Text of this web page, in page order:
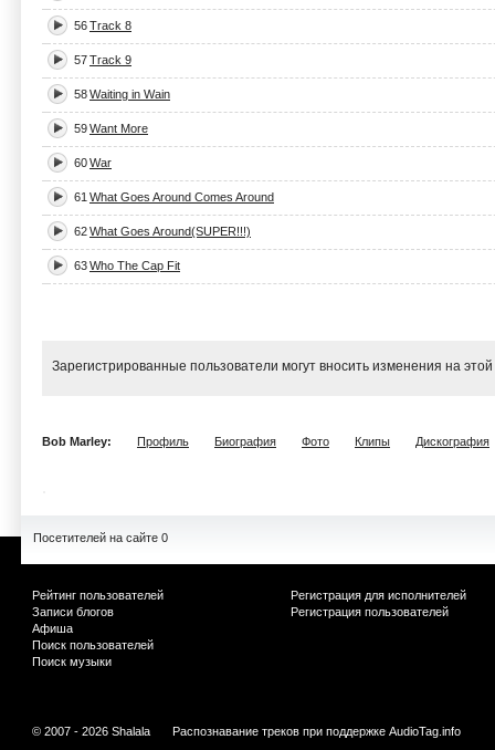
56Track 8
57Track 9
58Waiting in Wain
59Want More
60War
61 What Goes Around Comes Around
62What Goes Around(SUPER!!!)
63Who The Cap Fit
Зарегистрированные пользователи могут вносить изменения на
Bob Marley: Профиль Биография Фото Клипы Дискография
Посетителей на сайте 0
Рейтинг пользователей
Записи блогов
Афиша
Поиск пользователей
Поиск музыки
Регистрация для исполнителей
Регистрация пользователей
© 2007 - 2026 Shalala Распознавание треков при поддержке AudioTag.info